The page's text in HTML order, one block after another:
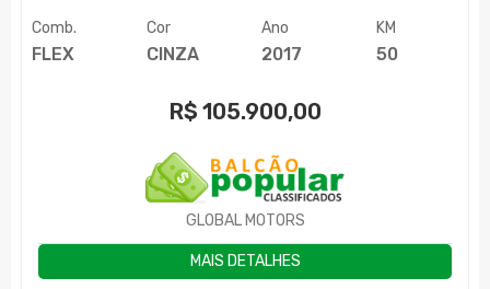
Comb.
FLEX
Cor
CINZA
Ano
2017
KM
50
R$ 105.900,00
GLOBAL MOTORS
MAIS DETALHES